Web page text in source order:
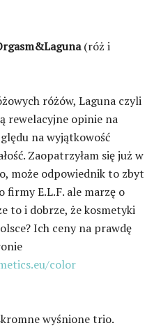
(róż i
różów, Laguna czyli
rewelacyjne opinie na
na wyjątkowość
Zaopatrzyłam się już w
może odpowiednik to zbyt
firmy E.L.F. ale marzę o
to i dobrze, że kosmetyki
Ich ceny na prawdę
color
wyśnione trio.